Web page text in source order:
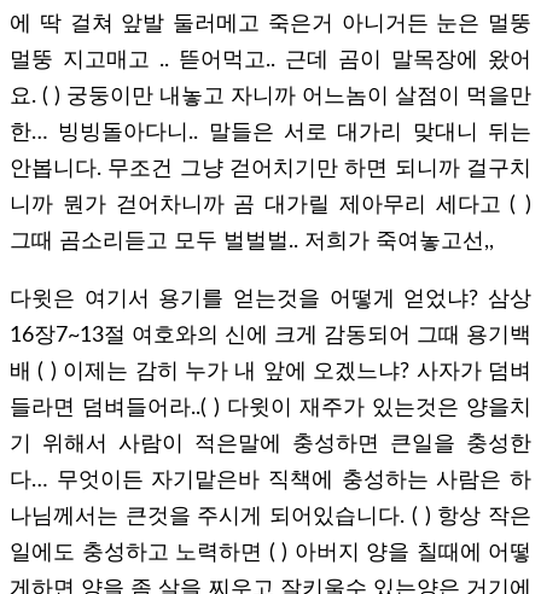
에 딱 걸쳐 앞발 둘러메고 죽은거 아니거든 눈은 멀뚱
멀뚱 지고매고 .. 뜯어먹고.. 근데 곰이 말목장에 왔어
요. ( ) 궁둥이만 내놓고 자니까 어느놈이 살점이 먹을만
한… 빙빙돌아다니.. 말들은 서로 대가리 맞대니 뒤는
안봅니다. 무조건 그냥 걷어치기만 하면 되니까 걸구치
니까 뭔가 걷어차니까 곰 대가릴 제아무리 세다고 ( )
그때 곰소리듣고 모두 벌벌벌.. 저희가 죽여놓고선,,
다윗은 여기서 용기를 얻는것을 어떻게 얻었냐? 삼상
16장7~13절 여호와의 신에 크게 감동되어 그때 용기백
배 ( ) 이제는 감히 누가 내 앞에 오겠느냐? 사자가 덤벼
들라면 덤벼들어라..( ) 다윗이 재주가 있는것은 양을치
기 위해서 사람이 적은말에 충성하면 큰일을 충성한
다… 무엇이든 자기맡은바 직책에 충성하는 사람은 하
나님께서는 큰것을 주시게 되어있습니다. ( ) 항상 작은
일에도 충성하고 노력하면 ( ) 아버지 양을 칠때에 어떻
게하면 양을 좀 살을 찌우고 잘키울수 있는양은 거기에